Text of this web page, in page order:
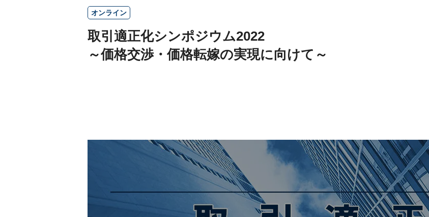
オンライン
取引適正化シンポジウム2022
～価格交渉・価格転嫁の実現に向けて～